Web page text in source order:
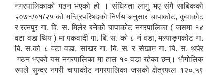
नगरपालिकाको गठन भएको हो । संघियता लागु भए संगै साबिकको
२०७१/०१/२५ को मन्त्रिपरिषदको निर्णय अनुसार चापाकोट, कुवाकोट
र रत्नपुर गा. बि. स. मिलेर बनेको चापाकोट नगरपालिका ( जसमा १४
वटा वडा थिय ) मा पकवादी गा. बि. स. को ८ नं वडा, मल्याङ्गकोट गा.
बि. स.को ८ वटा वडा, सांखर गा. बि. स. र सेखाम गा. बि. स. थपेर
गठन भएको यस नगरपालिका मा हाल १० वडा रहेका छन्। भौगोलिक
रुपले सुन्दर नगरी चापाकोट नगरपालिका जसको क्षेत्रफल १२०.५९